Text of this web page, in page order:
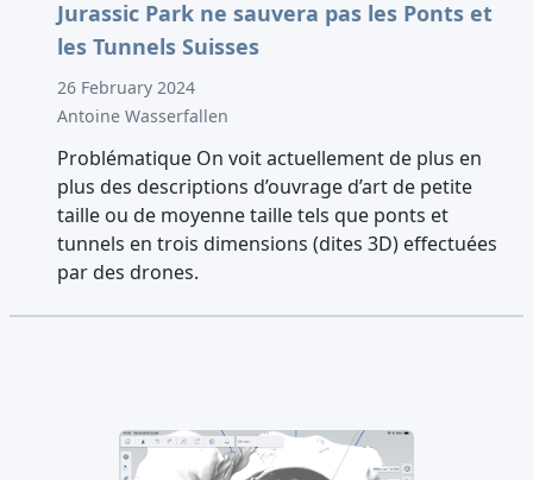
Jurassic Park ne sauvera pas les Ponts et
les Tunnels Suisses
26 February 2024
Antoine Wasserfallen
Problématique On voit actuellement de plus en
plus des descriptions d’ouvrage d’art de petite
taille ou de moyenne taille tels que ponts et
tunnels en trois dimensions (dites 3D) effectuées
par des drones.